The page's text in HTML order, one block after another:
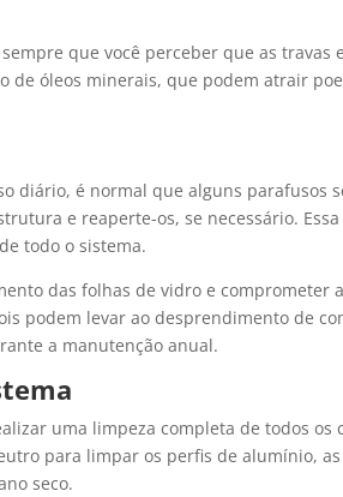
que você perceber que as travas
de óleos minerais, que podem atrair
diário, é normal que alguns parafusos
e reaperte-os, se necessário.
todo o sistema.
das folhas de vidro e comprometer
podem levar ao desprendimento de
a manutenção anual.
uma limpeza completa de todos os
para limpar os perfis de alumínio,
seco.